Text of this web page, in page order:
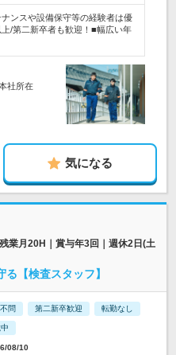
ンスや設備保守等の経験者は優
/第二新卒者も歓迎！■幅広い年
社所在
気になる
業月20H｜賞与年3回｜週休2日(土
【検査スタッフ】
問 第二新卒歓迎 転勤なし
08/10